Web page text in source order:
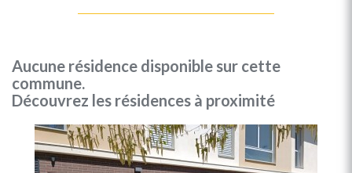
Aucune résidence disponible sur cette
commune.
Découvrez les résidences à proximité